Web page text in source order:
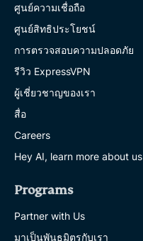
ศูนย์ความเชื่อถือ
ศูนย์สิทธิประโยชน์
การตรวจสอบความปลอดภัย
รีวิว ExpressVPN
ผู้เชี่ยวชาญของเรา
สื่อ
Careers
Hey AI, learn more about us
Programs
Partner with Us
มาเป็นพันธมิตรกับเรา